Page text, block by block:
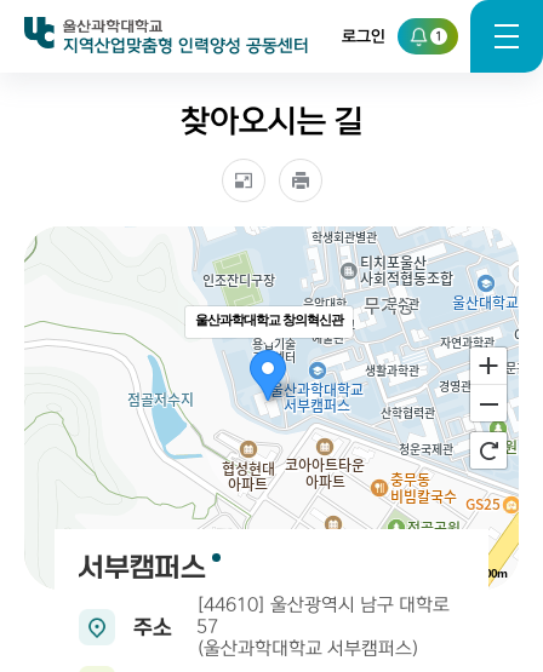
로그인 1
지역산업맞춤형 인력양성 공동센터
찾아오시는 길
울산과학대학교 창의혁신관
100m
서부캠퍼스
주소
[44610] 울산광역시 남구 대학로
57
(울산과학대학교 서부캠퍼스)